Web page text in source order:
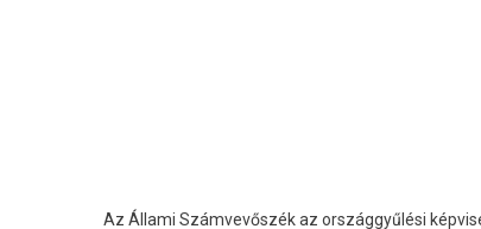
Az Állami Számvevőszék az országgyűlési